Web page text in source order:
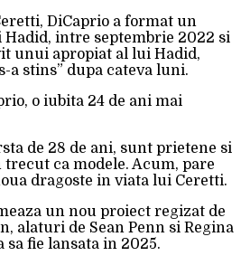
DiCaprio a format un
intre septembrie 2022 si
unui apropiat al lui Hadid,
a stins” dupa cateva luni.
de 28 de ani, sunt prietene si
ca modele. Acum, pare
dragoste in viata lui Ceretti.
un nou proiect regizat de
alaturi de Sean Penn si Regina
fie lansata in 2025.